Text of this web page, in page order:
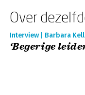
Over
Interview | Barbara
‘Begerige